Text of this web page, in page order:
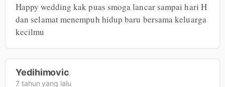
Happy wedding kak puas smoga lancar sampai hari H
dan selamat menempuh hidup baru bersama keluarga
kecilmu
Yedihimovic
7 tahun yang lalu